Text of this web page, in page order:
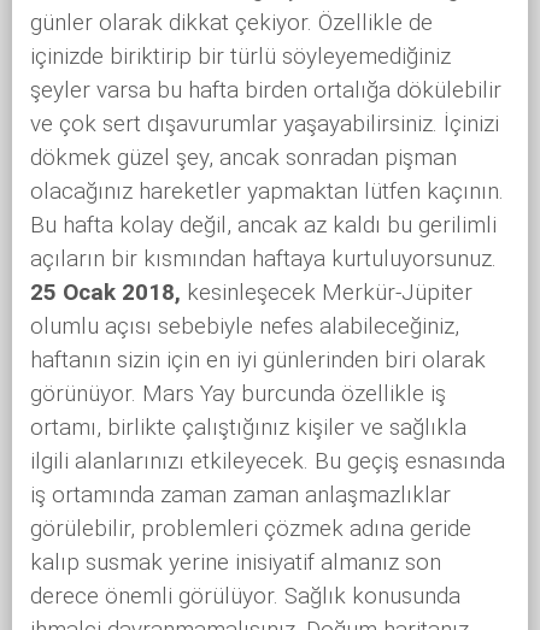
günler olarak dikkat çekiyor. Özellikle de
içinizde biriktirip bir türlü söyleyemediğiniz
şeyler varsa bu hafta birden ortalığa dökülebilir
ve çok sert dışavurumlar yaşayabilirsiniz. İçinizi
dökmek güzel şey, ancak sonradan pişman
olacağınız hareketler yapmaktan lütfen kaçının.
Bu hafta kolay değil, ancak az kaldı bu gerilimli
açıların bir kısmından haftaya kurtuluyorsunuz.
25 Ocak 2018, kesinleşecek Merkür-Jüpiter
olumlu açısı sebebiyle nefes alabileceğiniz,
haftanın sizin için en iyi günlerinden biri olarak
görünüyor. Mars Yay burcunda özellikle iş
ortamı, birlikte çalıştığınız kişiler ve sağlıkla
ilgili alanlarınızı etkileyecek. Bu geçiş esnasında
iş ortamında zaman zaman anlaşmazlıklar
görülebilir, problemleri çözmek adına geride
kalıp susmak yerine inisiyatif almanız son
derece önemli görülüyor. Sağlık konusunda